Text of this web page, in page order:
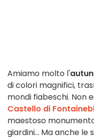
Amiamo molto l'
di colori magnifici,
mondi fiabeschi. Non
Castello di
maestoso
giardini... Ma anche